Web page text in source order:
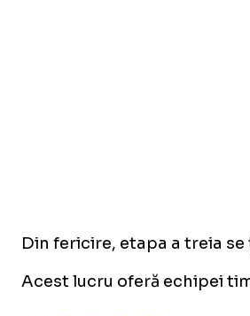
Din fericire, etapa a treia
Acest lucru oferă echipei